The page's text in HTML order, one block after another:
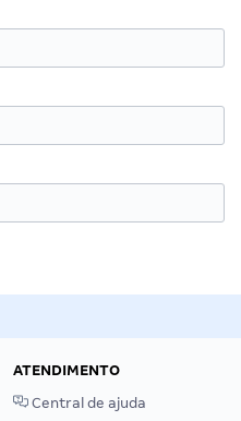
ATENDIMENTO
Central de ajuda